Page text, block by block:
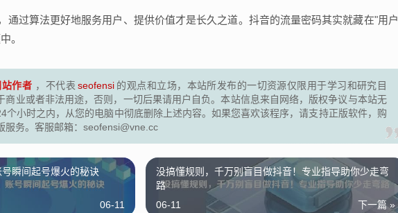
通过算法更好地服务用户、提供价值才是长久之道。抖音的流量密码其实就藏在"用户
。
站作者 ，不代表 seofensi 的观点和立场，本站所发布的一切资源仅限用于学习和研究目
商业或者非法用途，否则，一切后果请用户自负。本站信息来自网络，版权争议与本站无
个小时之内，从您的电脑中彻底删除上述内容。如果您喜欢该程序，请支持正版软件，购
服务。客服邮箱：seofensi@vne.cc
瞬间起号爆火的秘诀
06-11
没搞懂规则，千万别盲目做抖音！专业指导助你少走弯
路
下一篇 »
06-11